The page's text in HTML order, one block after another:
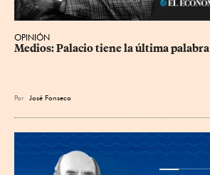
OPINIÓN
Medios: Palacio tiene la última palabra
Por José Fonseca